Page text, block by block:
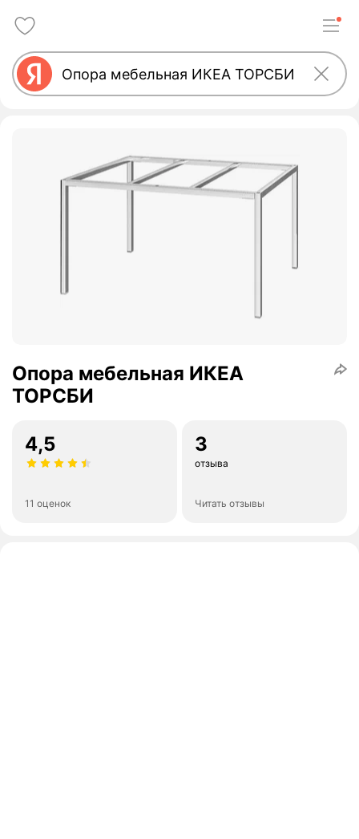
Опора мебельная ИКЕА
ТОРСБИ
4,5
11 оценок
3
отзыва
Читать отзывы